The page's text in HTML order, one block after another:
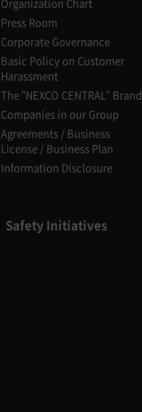
Press Room
Corporate Governance
Basic Policy on Customer
Harassment
The "NEXCO CENTRAL" Brand
Companies in our Group
Agreements / Business
License / Business Plan
Information Disclosure
Safety Initiatives